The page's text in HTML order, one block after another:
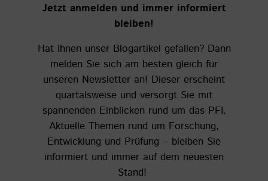
Jetzt anmelden und immer informiert
bleiben!
Hat Ihnen unser Blogartikel gefallen? Dann
melden Sie sich am besten gleich für
unseren Newsletter an! Dieser erscheint
quartalsweise und versorgt Sie mit
spannenden Einblicken rund um das PFI.
Aktuelle Themen rund um Forschung,
Entwicklung und Prüfung – bleiben Sie
informiert und immer auf dem neuesten
Stand!